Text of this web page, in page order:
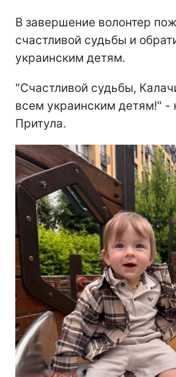
В завершение волонтер
счастливой судьбы и
украинским детям.
"Счастливой судьбы,
всем украинским детям!" -
Притула.